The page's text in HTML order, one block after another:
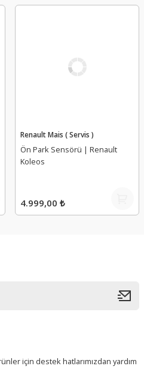
Renault Mais ( Servis )
Ön Park Sensörü | Renault
Koleos
4.999,00 ₺
için destek hatlarımızdan yardım